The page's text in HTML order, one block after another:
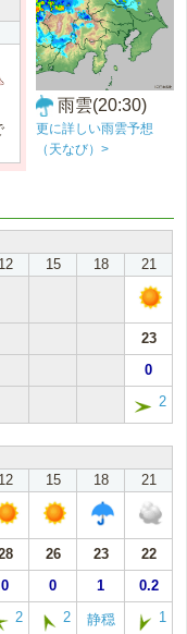
雨雲(20:30)
更に詳しい雨雲予想
（天なび）>
12 15 18 21
23
0
2
12 15 18 21
26 23
22
0 0 1 0.2
2 2 静穏 1